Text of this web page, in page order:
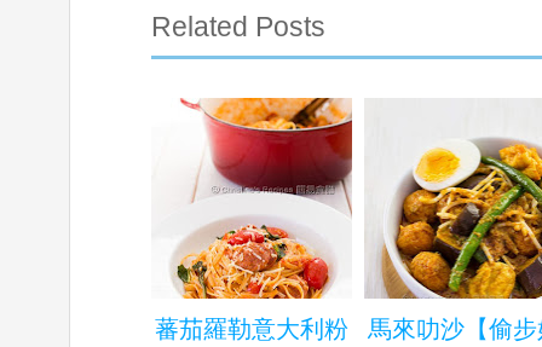
Related Posts
蕃茄羅勒意大利粉 馬來叻沙【偷